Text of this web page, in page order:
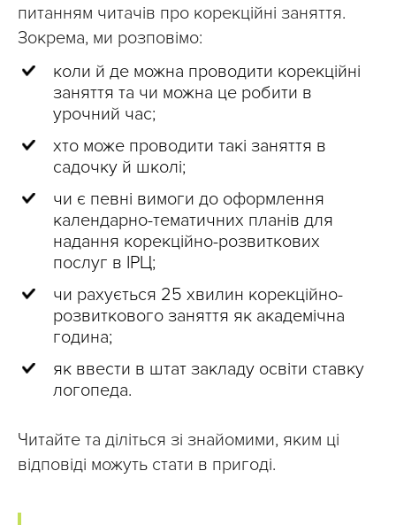
питанням читачів про корекційні заняття.
Зокрема, ми розповімо:
коли й де можна проводити корекційні
заняття та чи можна це робити в
урочний час;
хто може проводити такі заняття в
садочку й школі;
чи є певні вимоги до оформлення
календарно-тематичних планів для
надання корекційно-розвиткових
послуг в ІРЦ;
чи рахується 25 хвилин корекційно-
розвиткового заняття як академічна
година;
як ввести в штат закладу освіти ставку
логопеда.
Читайте та діліться зі знайомими, яким ці
відповіді можуть стати в пригоді.